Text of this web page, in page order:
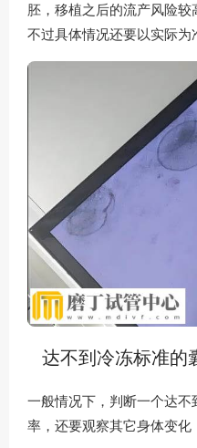
胚，移植之后的流产风险较
不过具体情况还要以实际为
达不到冷冻标准的
一般情况下，判断一个达
率，还要观察其它身体变化